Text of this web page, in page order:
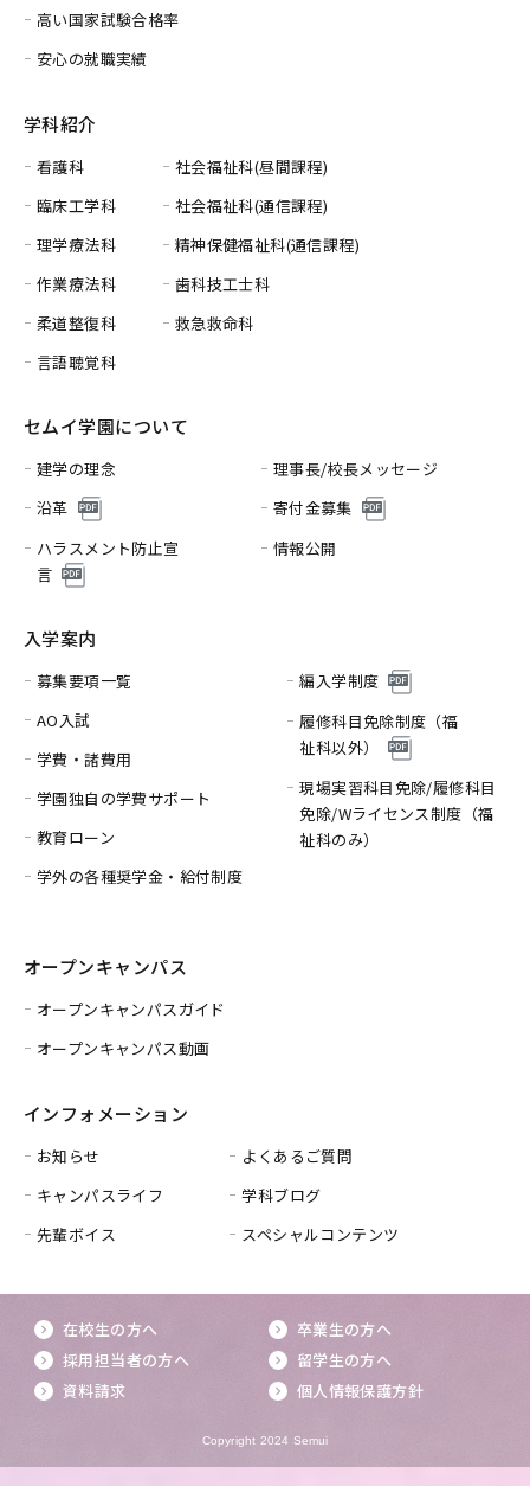
高い国家試験合格率
安心の就職実績
学科紹介
看護科
臨床工学科
理学療法科
作業療法科
柔道整復科
言語聴覚科
社会福祉科(昼間課程)
社会福祉科(通信課程)
精神保健福祉科(通信課程)
歯科技工士科
救急救命科
セムイ学園について
建学の理念
理事長/校長メッセージ
沿革
寄付金募集
ハラスメント防止宣
言
情報公開
入学案内
募集要項一覧
AO入試
学費・諸費用
学園独自の学費サポート
教育ローン
学外の各種奨学金・給付制度
編入学制度
履修科目免除制度（福
祉科以外）
現場実習科目免除/履修科目
免除/Wライセンス制度（福
祉科のみ）
オープンキャンパス
オープンキャンパスガイド
オープンキャンパス動画
インフォメーション
お知らせ
キャンパスライフ
先輩ボイス
よくあるご質問
学科ブログ
スペシャルコンテンツ
在校生の方へ
卒業生の方へ
採用担当者の方へ
留学生の方へ
資料請求
個人情報保護方針
Copyright 2024 Semui